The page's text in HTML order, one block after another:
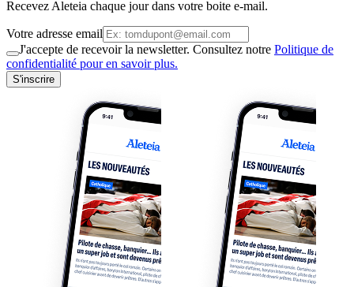
Recevez Aleteia chaque jour dans votre boite e-mail.
Votre adresse email
J'accepte de recevoir la newsletter. Consultez notre Politique de
confidentialité pour en savoir plus.
S'inscrire